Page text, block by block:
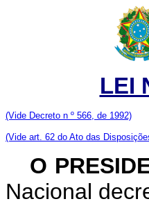
LEI
(Vide Decreto n º 566, de 1992)
(Vide art. 62 do Ato das
O
Nacional